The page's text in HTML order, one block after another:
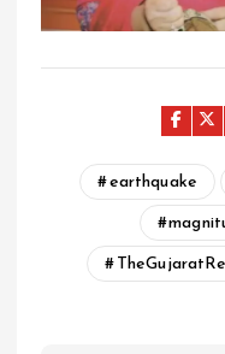
earthquake